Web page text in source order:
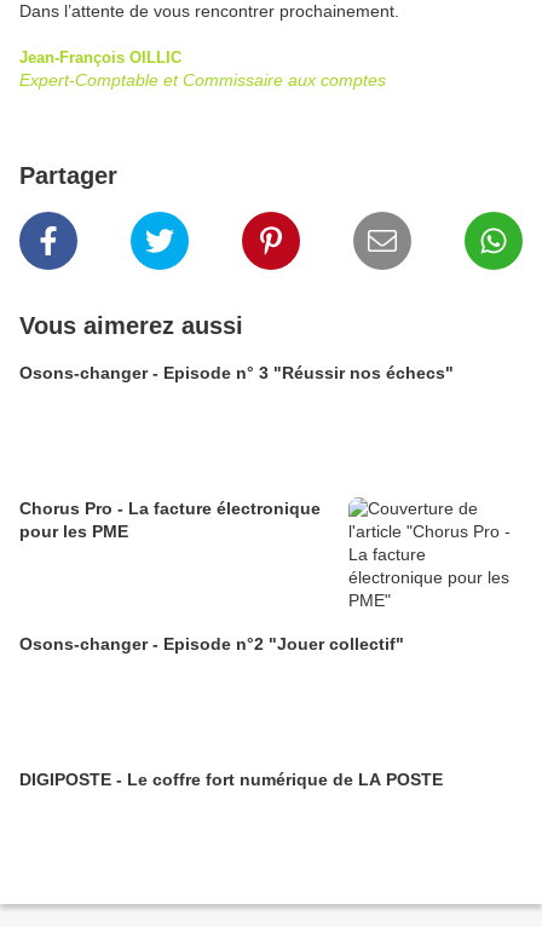
Dans l’attente de vous rencontrer prochainement.
Jean-François OILLIC
Expert-Comptable et Commissaire aux comptes
Partager
Vous aimerez aussi
Osons-changer - Episode n° 3 "Réussir nos échecs"
Chorus Pro - La facture électronique
pour les PME
Osons-changer - Episode n°2 "Jouer collectif"
DIGIPOSTE - Le coffre fort numérique de LA POSTE